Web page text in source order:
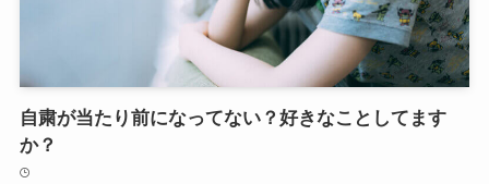
自粛が当たり前になってない？好きなことしてます
か？